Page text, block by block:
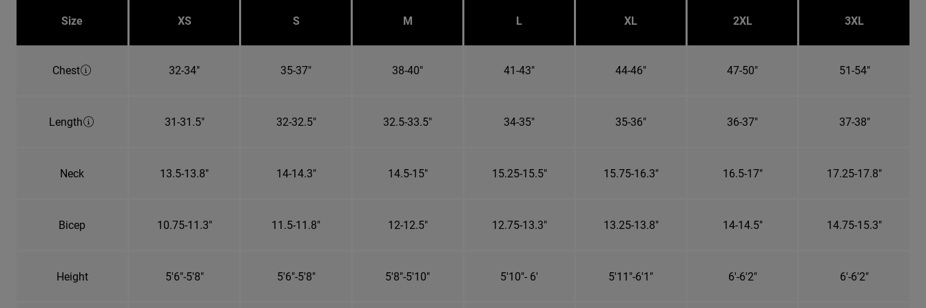
Size XS S M L XL 2XL 3XL
Chest 32-34" 35-37" 38-40" 41-43" 44-46" 47-50" 51-54"
Length 31-31.5" 32-32.5" 32.5-33.5" 34-35" 35-36" 36-37" 37-38"
Neck 13.5-13.8" 14-14.3" 14.5-15" 15.25-15.5" 15.75-16.3" 16.5-17" 17.25-17.8"
Bicep 10.75-11.3" 11.5-11.8" 12-12.5" 12.75-13.3" 13.25-13.8" 14-14.5" 14.75-15.3"
Height 5'6"-5'8" 5'6"-5'8" 5'8"-5'10" 5'10"- 6' 5'11"-6'1" 6'-6'2" 6'-6'2"